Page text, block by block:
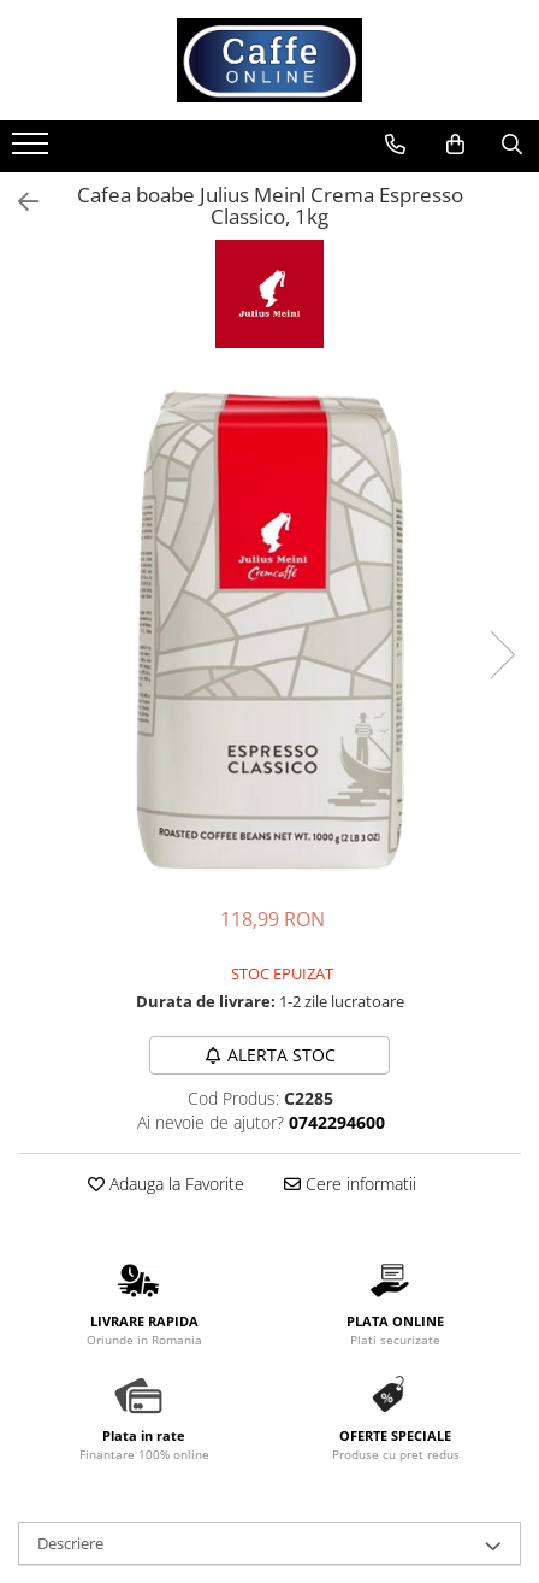
Cafea
Cafea Boabe
Capsule Cafea
Complementare
Pahare de cafea
Cappucino instant
Stabilizatoare tensiune
Piese schimb espressoare
Accesorii si intretinere
Cafea boabe Julius Meinl Crema Espresso
Classico, 1kg
118,99 RON
STOC EPUIZAT
Durata de livrare: 1-2 zile lucratoare
ALERTA STOC
Cod Produs: C2285
Ai nevoie de ajutor? 0742294600
Adauga la Favorite Cere informatii
LIVRARE RAPIDA
Oriunde in Romania
PLATA ONLINE
Plati securizate
Plata in rate
Finantare 100% online
OFERTE SPECIALE
Produse cu pret redus
Descriere